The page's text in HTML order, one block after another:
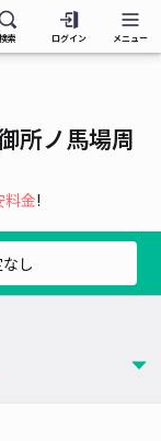
検索 ログイン メニュー
所ノ馬場周
料金!
し